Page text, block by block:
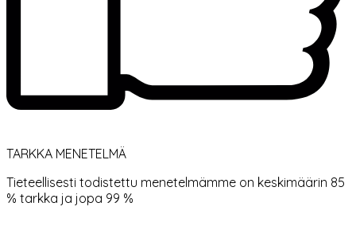
TARKKA MENETELMÄ
Tieteellisesti todistettu menetelmämme on keskimäärin 85
% tarkka ja jopa 99 %